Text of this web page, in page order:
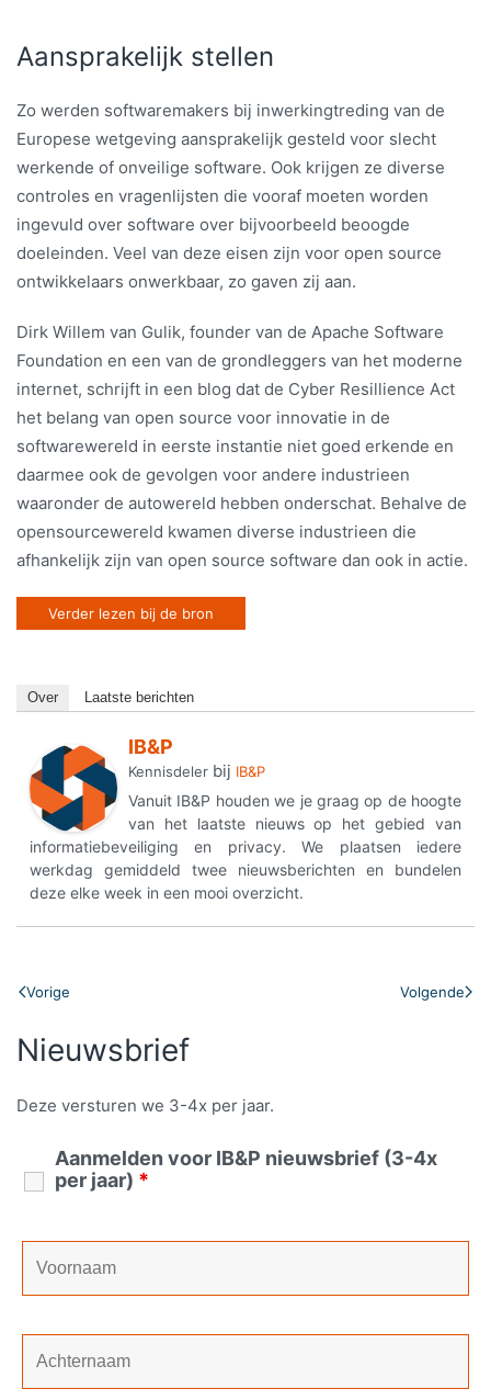
Aansprakelijk stellen
Zo werden softwaremakers bij inwerkingtreding van de
Europese wetgeving aansprakelijk gesteld voor slecht
werkende of onveilige software. Ook krijgen ze diverse
controles en vragenlijsten die vooraf moeten worden
ingevuld over software over bijvoorbeeld beoogde
doeleinden. Veel van deze eisen zijn voor open source
ontwikkelaars onwerkbaar, zo gaven zij aan.
Dirk Willem van Gulik, founder van de Apache Software
Foundation en een van de grondleggers van het moderne
internet, schrijft in een blog dat de Cyber Resillience Act
het belang van open source voor innovatie in de
softwarewereld in eerste instantie niet goed erkende en
daarmee ook de gevolgen voor andere industrieen
waaronder de autowereld hebben onderschat. Behalve de
opensourcewereld kwamen diverse industrieen die
afhankelijk zijn van open source software dan ook in actie.
Verder lezen bij de bron
Over Laatste berichten
IB&P
Kennisdeler bij IB&P
Vanuit IB&P houden we je graag op de hoogte
van het laatste nieuws op het gebied van
informatiebeveiliging en privacy. We plaatsen iedere
werkdag gemiddeld twee nieuwsberichten en bundelen
deze elke week in een mooi overzicht.
Vorige Volgende
Nieuwsbrief
Deze versturen we 3-4x per jaar.
Aanmelden voor IB&P nieuwsbrief (3-4x
per jaar) *